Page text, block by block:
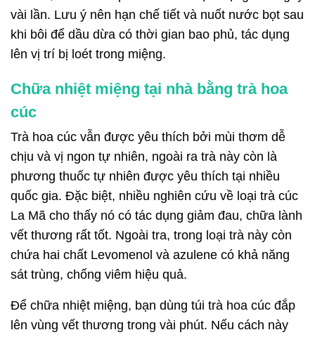
vài lần. Lưu ý nên hạn chế tiết và nuốt nước bọt sau
khi bôi để dầu dừa có thời gian bao phủ, tác dụng
lên vị trí bị loét trong miệng.
Chữa nhiệt miệng tại nhà bằng trà hoa
cúc
Trà hoa cúc vẫn được yêu thích bởi mùi thơm dễ
chịu và vị ngon tự nhiên, ngoài ra trà này còn là
phương thuốc tự nhiên được yêu thích tại nhiều
quốc gia. Đặc biệt, nhiều nghiên cứu về loại trà cúc
La Mã cho thấy nó có tác dụng giảm đau, chữa lành
vết thương rất tốt. Ngoài tra, trong loại trà này còn
chứa hai chất Levomenol và azulene có khả năng
sát trùng, chống viêm hiệu quả.
Để chữa nhiệt miệng, bạn dùng túi trà hoa cúc đắp
lên vùng vết thương trong vài phút. Nếu cách này